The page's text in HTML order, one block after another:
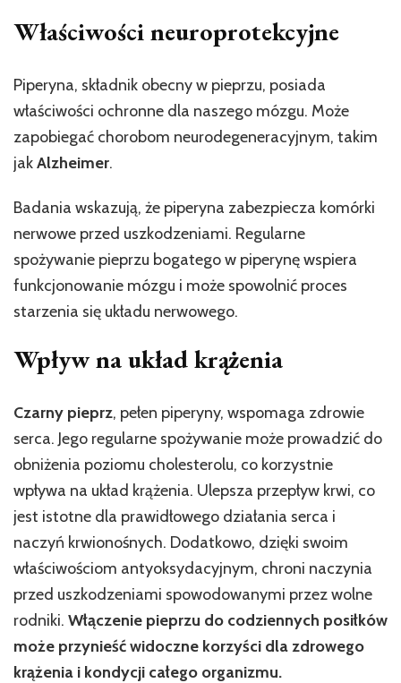
Właściwości neuroprotekcyjne
Piperyna, składnik obecny w pieprzu, posiada
właściwości ochronne dla naszego mózgu. Może
zapobiegać chorobom neurodegeneracyjnym, takim
jakAlzheimer.
Badania wskazują, że piperyna zabezpiecza komórki
nerwowe przed uszkodzeniami. Regularne
spożywanie pieprzu bogatego w piperynę wspiera
funkcjonowanie mózgu i może spowolnić proces
starzenia się układu nerwowego.
Wpływ na układ krążenia
Czarny pieprz, pełen piperyny, wspomaga zdrowie
serca. Jego regularne spożywanie może prowadzić do
obniżenia poziomu cholesterolu, co korzystnie
wpływa na układ krążenia. Ulepsza przepływ krwi, co
jest istotne dla prawidłowego działania serca i
naczyń krwionośnych. Dodatkowo, dzięki swoim
właściwościom antyoksydacyjnym, chroni naczynia
przed uszkodzeniami spowodowanymi przez wolne
rodniki. Włączenie pieprzu do codziennych posiłków
może przynieść widoczne korzyści dla zdrowego
krążenia i kondycji całego organizmu.